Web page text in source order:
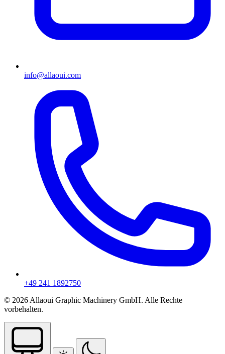
info@allaoui.com
+49 241 1892750
© 2026 Allaoui Graphic Machinery GmbH. Alle Rechte
vorbehalten.